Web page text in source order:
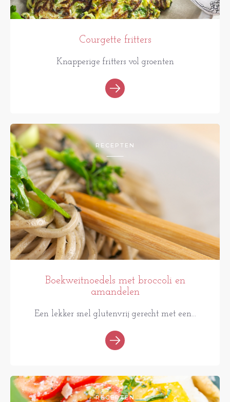
Courgette fritters
Knapperige fritters vol groenten
RECEPTEN
Boekweitnoedels met broccoli en
amandelen
Een lekker snel glutenvrij gerecht met een...
RECEPTEN